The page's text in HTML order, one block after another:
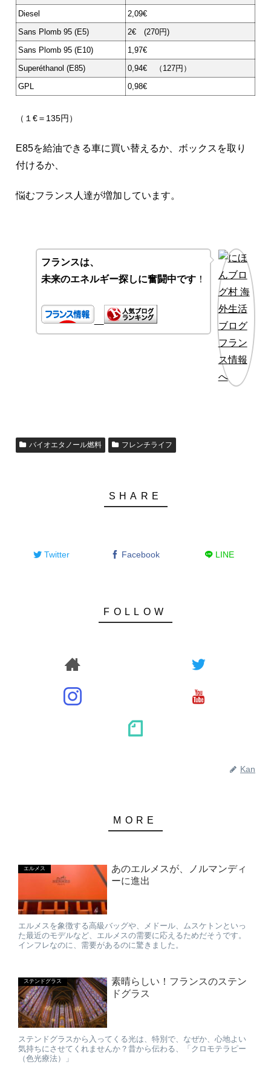
Diesel
2,09€
Sans Plomb 95 (E5)
2€ (270円)
Sans Plomb 95 (E10)
1,97€
Superéthanol (E85)
0,94€ （127円）
GPL
0,98€
（１€＝135円）
E85を給油できる車に買い替えるか、ボックスを取り
付けるか、
悩むフランス人達が増加しています。
フランスは、
未来のエネルギー探しに奮闘中です！
バイオエタノール燃料 フレンチライフ
Twitter Facebook LINE
Kan
エルメス
あのエルメスが、ノルマンディ
ーに進出
エルメスを象徴する高級バッグや、メドール、ムスケトンといっ
た最近のモデルなど、エルメスの需要に応えるためだそうです。
インフレなのに、需要があるのに驚きました。
ステンドグラス
素晴らしい！フランスのステン
ドグラス
ステンドグラスから入ってくる光は、特別で、なぜか、心地よい
気持ちにさせてくれませんか？昔から伝わる、「クロモテラピー
（色光療法）」